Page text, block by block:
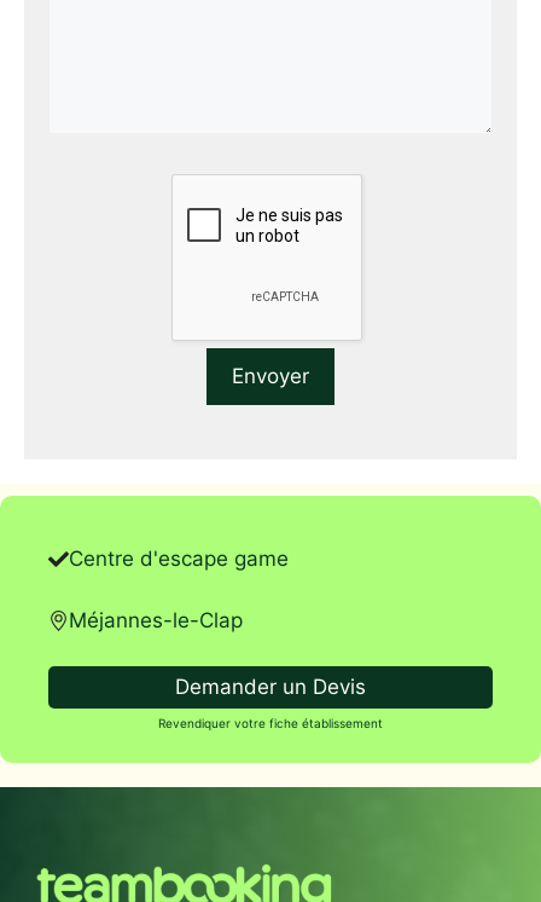
Centre d'escape game
Méjannes-le-Clap
Demander un Devis
Revendiquer votre fiche établissement